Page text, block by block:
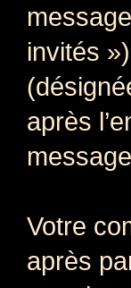
invités
après
Votre
après